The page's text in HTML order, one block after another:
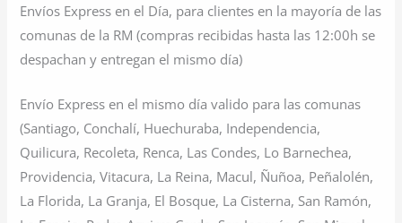
Envíos Express en el Día, para clientes en la mayoría de las
comunas de la RM (compras recibidas hasta las 12:00h se
despachan y entregan el mismo día)
Envío Express en el mismo día valido para las comunas
(Santiago, Conchalí, Huechuraba, Independencia,
Quilicura, Recoleta, Renca, Las Condes, Lo Barnechea,
Providencia, Vitacura, La Reina, Macul, Ñuñoa, Peñalolén,
La Florida, La Granja, El Bosque, La Cisterna, San Ramón,